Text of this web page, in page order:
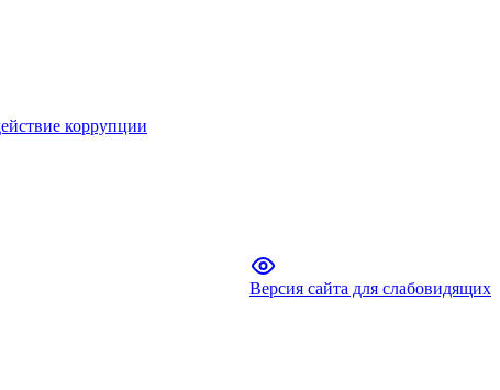
коррупции
Версия сайта для слабовидящих